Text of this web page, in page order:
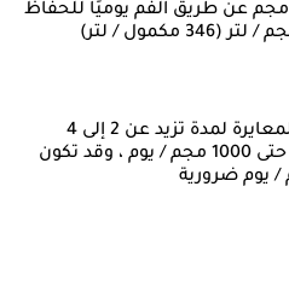
800 مجم / يوم أو 1000 - 1500 مجم عن طريق الفم يوميًا للحفاظ
مبدئيا ، 250 ملغ / يوم فمويا ؛ المعايرة لمدة تزيد عن 2 إلى 4
أسابيع على النحو المسموح به حتى 1000 مجم / يوم ، وقد تكون